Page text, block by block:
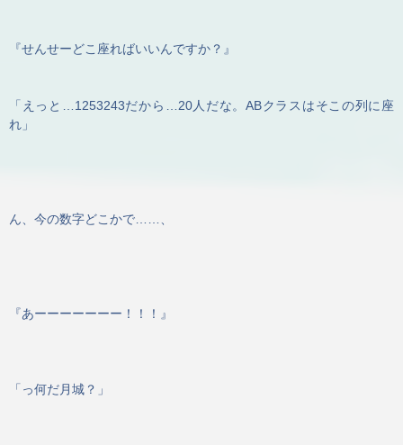
『せんせーどこ座ればいいんですか？』
「えっと…1253243だから…20人だな。ABクラスはそこの列に座
れ」
ん、今の数字どこかで……、
『あーーーーーーー！！！』
「っ何だ月城？」